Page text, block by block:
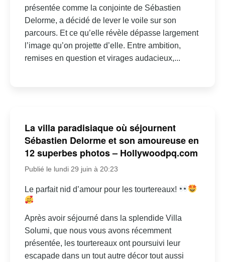
présentée comme la conjointe de Sébastien
Delorme, a décidé de lever le voile sur son
parcours. Et ce qu’elle révèle dépasse largement
l’image qu’on projette d’elle. Entre ambition,
remises en question et virages audacieux,...
La villa paradisiaque où séjournent
Sébastien Delorme et son amoureuse en
12 superbes photos – Hollywoodpq.com
Publié le lundi 29 juin à 20:23
Le parfait nid d’amour pour les tourtereaux!
Après avoir séjourné dans la splendide Villa
Solumi, que nous vous avons récemment
présentée, les tourtereaux ont poursuivi leur
escapade dans un tout autre décor tout aussi